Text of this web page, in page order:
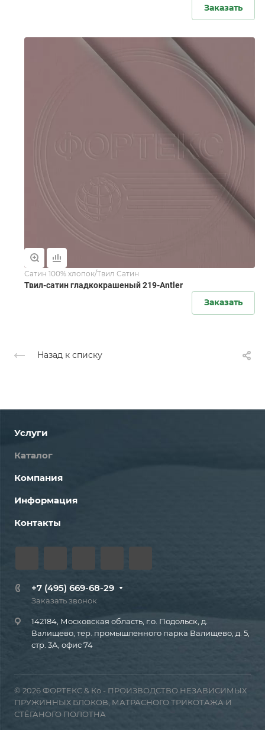
Заказать
Сатин 100% хлопок/Твил Сатин
Твил-сатин гладкокрашеный 219-Antler
Заказать
Назад к списку
Услуги
Каталог
Компания
Информация
Контакты
+7 (495) 669-68-29
Заказать звонок
142184, Московская область, г.о. Подольск, д.
Валищево, тер. промышленного парка Валищево, д. 5,
стр. 3А, офис 74
© 2026 ФОРТЕКС & Ко - ПРОИЗВОДСТВО НЕЗАВИСИМЫХ
ПРУЖИННЫХ БЛОКОВ, МАТРАСНОГО ТРИКОТАЖА И
СТЁГАНОГО ПОЛОТНА